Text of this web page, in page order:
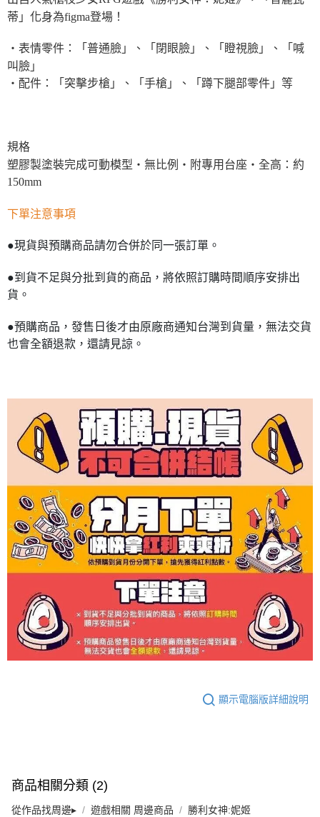
蒂」化身為figma登場！
・表情零件：「普通臉」、「閉眼臉」、「瞪視臉」、「喊
叫臉」
・配件：「突擊步槍」、「手槍」、「蹲下腿部零件」等
規格
塑膠製塗裝完成可動模型・無比例・附專用台座・全高：約
150mm
下單注意事項
●現貨與預購商品請勿合併於同一張訂單。
●到貨不足與分批到貨的商品，將依照訂購時間順序安排出
貨。
●預購商品，發售日後才由原廠商通知台灣到貨量，無法交貨
也會全額退款，還請見諒。
顯示電腦版詳細說明
商品相關分類 (2)
從作品找周邊▸ 遊戲相關 周邊商品 勝利女神:妮姬